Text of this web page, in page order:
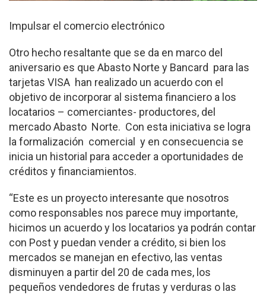
Impulsar el comercio electrónico
Otro hecho resaltante que se da en marco del
aniversario es que Abasto Norte y Bancard para las
tarjetas VISA han realizado un acuerdo con el
objetivo de incorporar al sistema financiero a los
locatarios – comerciantes- productores, del
mercado Abasto Norte. Con esta iniciativa se logra
la formalización comercial y en consecuencia se
inicia un historial para acceder a oportunidades de
créditos y financiamientos.
“Este es un proyecto interesante que nosotros
como responsables nos parece muy importante,
hicimos un acuerdo y los locatarios ya podrán contar
con Post y puedan vender a crédito, si bien los
mercados se manejan en efectivo, las ventas
disminuyen a partir del 20 de cada mes, los
pequeños vendedores de frutas y verduras o las